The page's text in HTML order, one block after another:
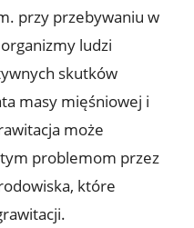
przy przebywaniu ​w‌
ludzi
skutków
masy mięśniowej i
może
problemom ​przez
które